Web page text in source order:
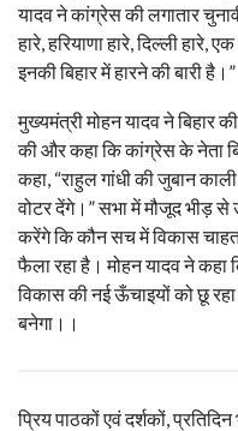
यादव ने कांग्रेस की लगातार
हारे, हरियाणा हारे, दिल्ली हारे,
इनकी बिहार में हारने की बारी है।”
मुख्यमंत्री मोहन यादव ने बिहार
की और कहा कि कांग्रेस के नेता
कहा, “राहुल गांधी की जुबान
वोटर देंगे।” सभा में मौजूद भीड़ से
करेंगे कि कौन सच में विकास
फैला रहा है। मोहन यादव ने कहा
विकास की नई ऊँचाइयों को छू
बनेगा।।
प्रिय पाठकों एवं दर्शकों,